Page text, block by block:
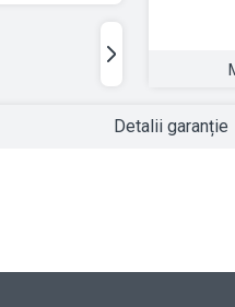
Detalii garanție